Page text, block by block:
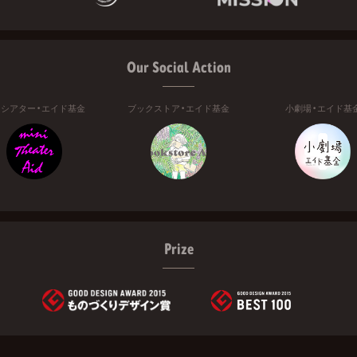
Our Social Action
アター・エイド基金 ブックストア・エイド基金 小劇場・エイド基
Prize